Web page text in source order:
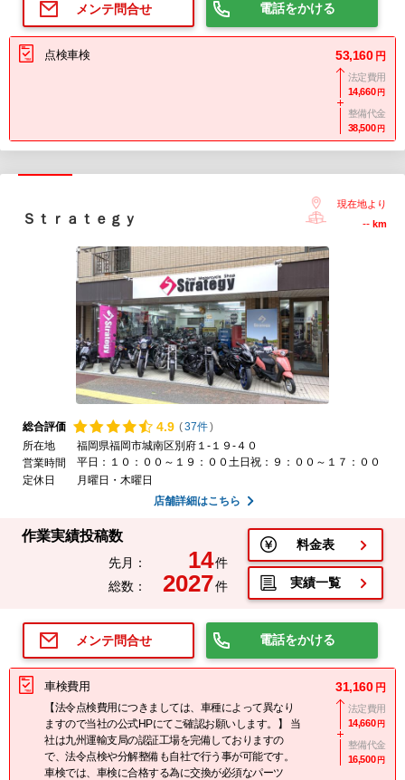
メンテ問合せ 電話をかける
点検車検 53,160 円
法定費用
14,660 円
整備代金
38,500 円
Ｓｔｒａｔｅｇｙ
現在地より
-- km
総合評価 4.9 (37件)
所在地
福岡県福岡市城南区別府１-１９-４０
営業時間
平日：１０：００～１９：００土日祝：９：００～１７：００
定休日
月曜日・木曜日
店舗詳細はこちら
作業実績投稿数
先月： 14件
総数：
2027件
料金表
実績一覧
メンテ問合せ 電話をかける
車検費用
【法令点検費用につきましては、車種によって異なり
ますので当社の公式HPにてご確認お願いします。】 当
社は九州運輸支局の認証工場を完備しておりますの
で、法令点検や分解整備も自社で行う事が可能です。
車検では、車検に合格する為に交換が必須なパーツ
31,160 円
法定費用
14,660 円
整備代金
16,500 円